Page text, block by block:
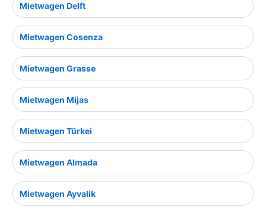
Mietwagen Delft
Mietwagen Cosenza
Mietwagen Grasse
Mietwagen Mijas
Mietwagen Türkei
Mietwagen Almada
Mietwagen Ayvalik